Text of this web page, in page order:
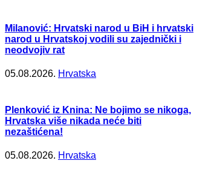
Milanović: Hrvatski narod u BiH i hrvatski
narod u Hrvatskoj vodili su zajednički i
neodvojiv rat
05.08.2026. Hrvatska
Plenković iz Knina: Ne bojimo se nikoga,
Hrvatska više nikada neće biti
nezaštićena!
05.08.2026. Hrvatska